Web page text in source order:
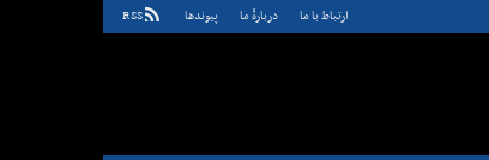
ارتباط با ما دربارهٔ ما پيوندها RSS